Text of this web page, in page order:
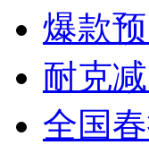
爆款
耐克
全国